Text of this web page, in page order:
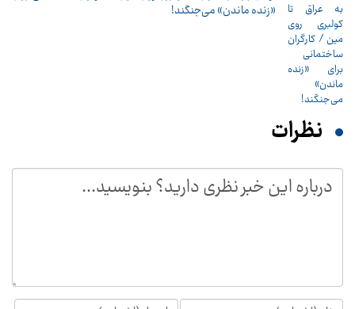
«زنده ماندن» می‌جنگند!
نظرات